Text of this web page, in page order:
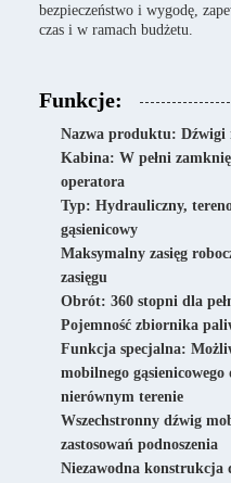
bezpieczeństwo i wygodę,
czas i w ramach budżetu.
Funkcje:
Nazwa produktu: Dźwigi
Kabina: W pełni
operatora
Typ: Hydrauliczny,
gąsienicowy
Maksymalny zasięg
zasięgu
Obrót: 360 stopni dla
Pojemność zbiornika
Funkcja specjalna:
mobilnego
nierównym terenie
Wszechstronny dźwig
zastosowań podnoszenia
Niezawodna konstrukcja